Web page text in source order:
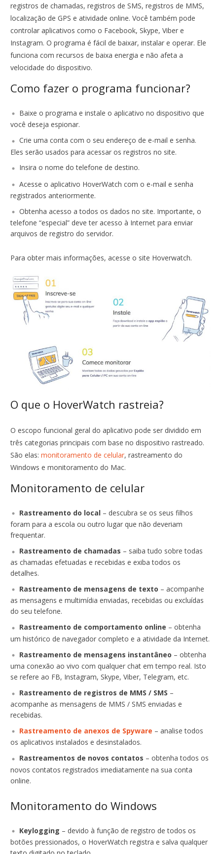
registros de chamadas, registros de SMS, registros de MMS,
localização de GPS e atividade online. Você também pode
controlar aplicativos como o Facebook, Skype, Viber e
Instagram. O programa é fácil de baixar, instalar e operar. Ele
funciona com recursos de baixa energia e não afeta a
velocidade do dispositivo.
Como fazer o programa funcionar?
Baixe o programa e instale o aplicativo no dispositivo que
você deseja espionar.
Crie uma conta com o seu endereço de e-mail e senha.
Eles serão usados para acessar os registros no site.
Insira o nome do telefone de destino.
Acesse o aplicativo HoverWatch com o e-mail e senha
registrados anteriormente.
Obtenha acesso a todos os dados no site. Importante, o
telefone “especial” deve ter acesso à Internet para enviar
arquivos de registro do servidor.
Para obter mais informações, acesse o site Hoverwatch.
O que o HoverWatch rastreia?
O escopo funcional geral do aplicativo pode ser dividido em
três categorias principais com base no dispositivo rastreado.
São elas:monitoramento de celular, rastreamento do
Windows e monitoramento do Mac.
Monitoramento de celular
Rastreamento do local – descubra se os seus filhos
foram para a escola ou outro lugar que não deveriam
frequentar.
Rastreamento de chamadas – saiba tudo sobre todas
as chamadas efetuadas e recebidas e exiba todos os
detalhes.
Rastreamento de mensagens de texto – acompanhe
as mensagens e multimídia enviadas, recebidas ou excluídas
do seu telefone.
Rastreamento de comportamento online – obtenha
um histórico de navegador completo e a atividade da Internet.
Rastreamento de mensagens instantâneo – obtenha
uma conexão ao vivo com qualquer chat em tempo real. Isto
se refere ao FB, Instagram, Skype, Viber, Telegram, etc.
Rastreamento de registros de MMS / SMS –
acompanhe as mensagens de MMS / SMS enviadas e
recebidas.
Rastreamento de anexos de Spyware – analise todos
os aplicativos instalados e desinstalados.
Rastreamentos de novos contatos – obtenha todos os
novos contatos registrados imediatamente na sua conta
online.
Monitoramento do Windows
Keylogging – devido à função de registro de todos os
botões pressionados, o HoverWatch registra e salva qualquer